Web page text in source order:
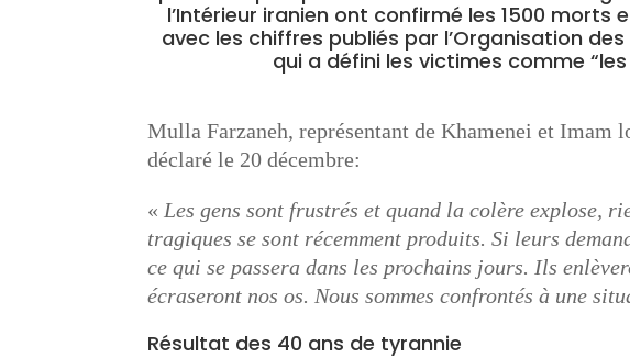
l’Intérieur iranien ont confirmé les 1500
avec les chiffres publiés par l’Organisation
qui a défini les victimes comme “les
Mulla Farzaneh, représentant de Khamenei et Imam
déclaré le 20 décembre:
« Les gens sont frustrés et quand la colère explose,
tragiques se sont récemment produits. Si leurs
ce qui se passera dans les prochains jours. Ils
écraseront nos os. Nous sommes confrontés à une
Résultat des 40 ans de tyrannie